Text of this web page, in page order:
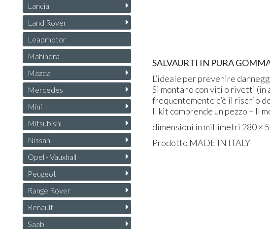
SALVAURTI IN PURA
L’ideale per prevenire
Si montano con viti o rivetti (in
frequentemente c’è il rischio
Il kit comprende un pezzo – Il
dimensioni in millimetri 280 ×
Prodotto MADE IN ITALY
Lancia
Land Rover
Leapmotor
Mahindra
Mazda
Mercedes
Mini
Mitsubishi
Nissan
Opel - Vauxhall
Peugeot
Range Rover
Renault
Saab